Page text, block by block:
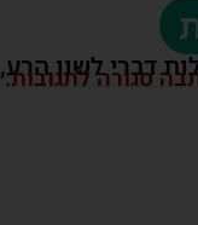
דברי לשון
סגורה לתגובות.